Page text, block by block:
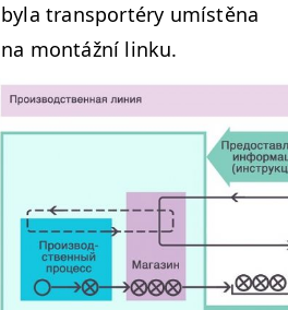
byla trans­portéry umístě­na
na mon­tážní linku.